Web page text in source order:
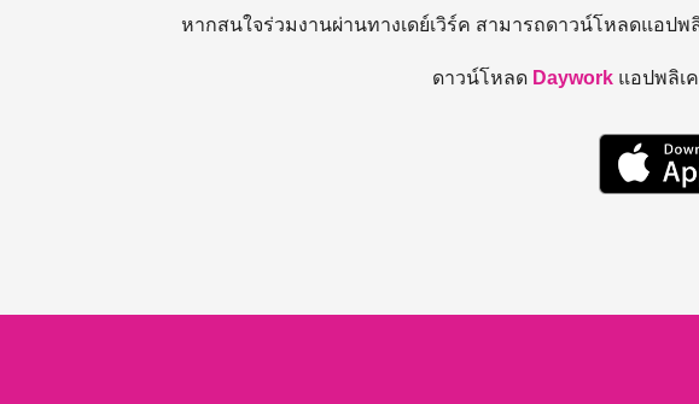
หากสนใจร่วมงานผ่านทางเดย์เวิร์ค สามารถดาวน์โหลดแอปพ
ดาวน์โหลด Daywork แอปพลิเ